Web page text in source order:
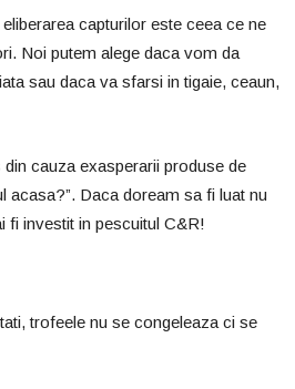
capturilor este ceea ce ne
Noi putem alege daca vom da
sau daca va sfarsi in tigaie, ceaun,
cauza exasperarii produse de
acasa?”. Daca doream sa fi luat nu
fi investit in pescuitul C&R!
trofeele nu se congeleaza ci se